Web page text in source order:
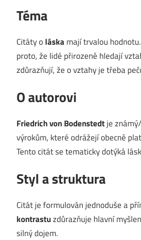
Téma
Citáty o láska mají trvalou
proto, že lidé přirozeně hledají
zdůrazňují, že o vztahy je třeba
O autorovi
Friedrich von Bodenstedtje
výrokům, které odrážejí obecně
Tento citát se tematicky dotýká
Styl a struktura
Citát je formulován jednoduše a
kontrastuzdůrazňuje hlavní
silný dojem.